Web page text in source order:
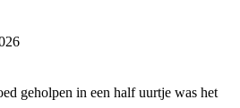
geholpen in een half uurtje was het